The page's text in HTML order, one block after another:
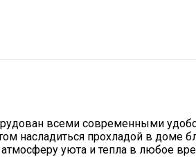
всеми современными
насладиться прохладой в доме
уюта и тепла в любое